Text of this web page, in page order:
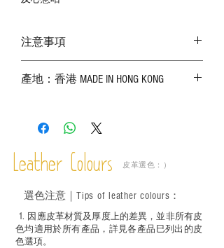
注意事項
實物為準；
－ 植鞣皮革容易受環境、使用程度等產生
成後定期在皮面塗上皮革專用清潔劑及貂
鼠油等；
適合六歲以下兒童使用；六至十二歲兒童
必須由成年人陪同下使用並應小心處理。
產地：香港 MADE IN HONG KONG
Leather Colours 皮革選色：）
1. ​ 因應皮革材質及厚度上的差異，並非所有皮
色均適用於所有產品，詳見各產品巳列出的皮
色選項。
選色注意｜ Tips of leather colours ：